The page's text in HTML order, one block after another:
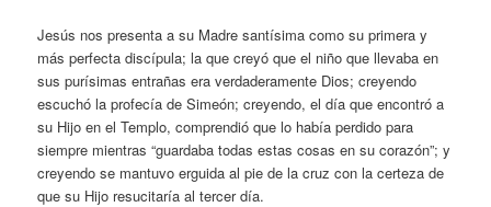
Jesús nos presenta a su Madre santísima como su primera y
más perfecta discípula; la que creyó que el niño que llevaba en
sus purísimas entrañas era verdaderamente Dios; creyendo
escuchó la profecía de Simeón; creyendo, el día que encontró a
su Hijo en el Templo, comprendió que lo había perdido para
siempre mientras “guardaba todas estas cosas en su corazón”; y
creyendo se mantuvo erguida al pie de la cruz con la certeza de
que su Hijo resucitaría al tercer día.